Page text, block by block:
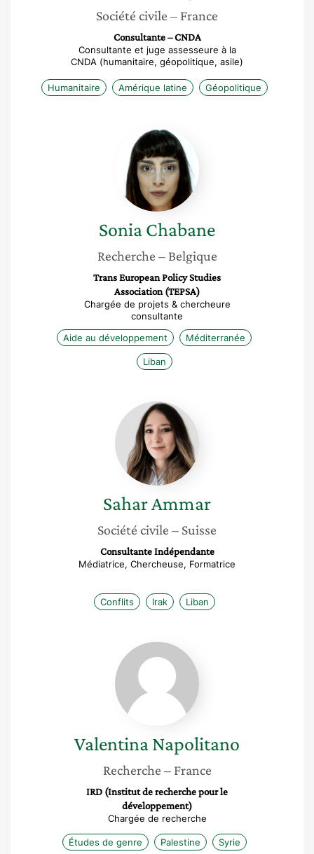
Société civile – France
Consultante – CNDA
Consultante et juge assesseure à la
CNDA (humanitaire, géopolitique, asile)
Humanitaire Amérique latine Géopolitique
Sonia
Chabane
SoniaChabane
Recherche – Belgique
Trans European Policy Studies
Association (TEPSA)
Chargée de projets & chercheure
consultante
Aide au développement
Méditerranée
Liban
Sahar
Ammar
SaharAmmar
Société civile – Suisse
Consultante Indépendante
Médiatrice, Chercheuse, Formatrice
Conflits Irak Liban
Valentina
Napolitano
ValentinaNapolitano
Recherche – France
IRD (Institut de recherche pour le
développement)
Chargée de recherche
Études de genre Palestine Syrie